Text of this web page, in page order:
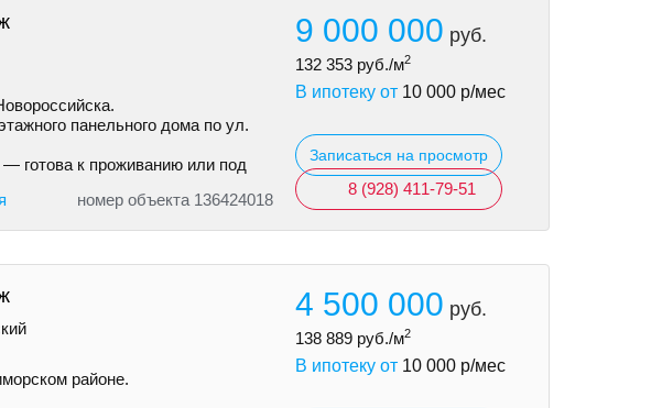
панельного дома по ул.
готова к проживанию или под
номер объекта 136424018
9 000 000 руб.
132 353 руб./м2
В ипотеку от 10 000 р/мес
Записаться на просмотр
8 (928) 411-79-51
районе.
4 500 000 руб.
138 889 руб./м2
В ипотеку от 10 000 р/мес